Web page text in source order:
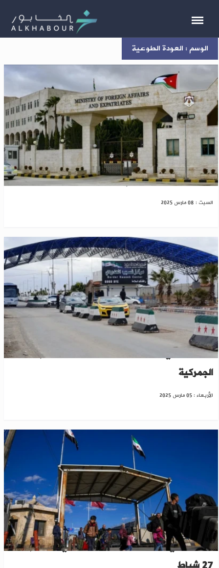
الوسم : العودة الطوعية
الأردن يستضيف اليوم اجتماعاً حول سوريا
السبت : 08 مارس 2025
الأردن يعفي السوريين العائدين من الرسوم
الجمركية
الأربعاء : 05 مارس 2025
تقرير أممي: عودة 300 ألف لاجئ سوري لبلدهم حتى